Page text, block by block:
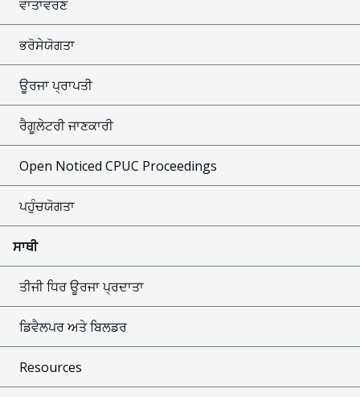
ਵਾਤਾਵਰਣ
ਭਰੋਸੇਯੋਗਤਾ
ਊਰਜਾ ਪ੍ਰਾਪਤੀ
ਰੈਗੂਲੇਟਰੀ ਜਾਣਕਾਰੀ
Open Noticed CPUC Proceedings
ਪਹੁੰਚਯੋਗਤਾ
ਸਾਥੀ
ਤੀਜੀ ਧਿਰ ਊਰਜਾ ਪ੍ਰਦਾਤਾ
ਡਿਵੈਲਪਰ ਅਤੇ ਬਿਲਡਰ
Resources